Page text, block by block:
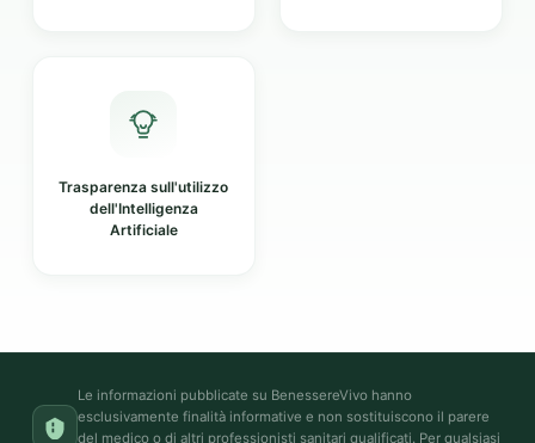
Trasparenza sull'utilizzo
dell'Intelligenza
Artificiale
Le informazioni pubblicate su BenessereVivo hanno
esclusivamente finalità informative e non sostituiscono il parere
del medico o di altri professionisti sanitari qualificati. Per qualsiasi